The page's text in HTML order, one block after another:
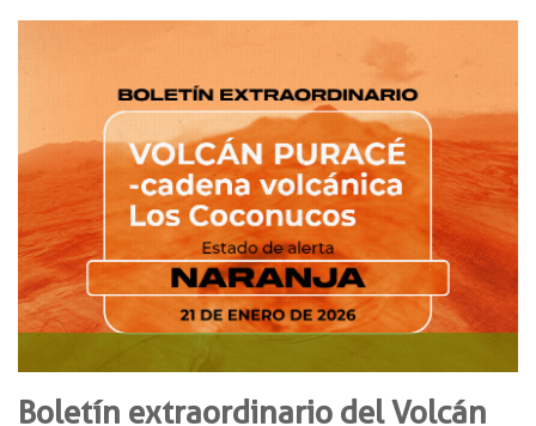
Boletín extraordinario del Volcán